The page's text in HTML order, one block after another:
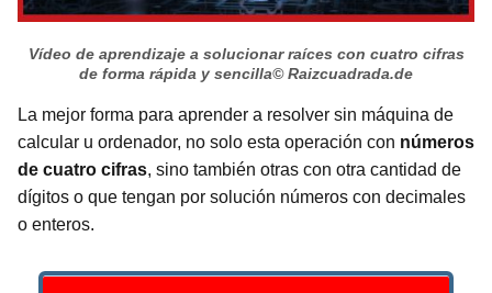
Vídeo de aprendizaje a solucionar raíces con cuatro cifras
de forma rápida y sencilla© Raizcuadrada.de
La mejor forma para aprender a resolver sin máquina de
calcular u ordenador, no solo esta operación con números
de cuatro cifras, sino también otras con otra cantidad de
dígitos o que tengan por solución números con decimales
o enteros.